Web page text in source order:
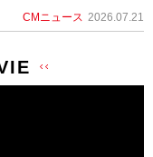
CMニュース 2026.07.21